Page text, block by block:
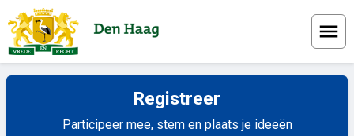
Registreer
Participeer mee, stem en plaats je ideeën